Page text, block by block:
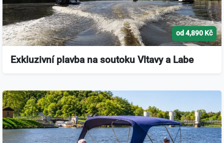
od 4,890 Kč
Exkluzivní plavba na soutoku Vltavy a Labe